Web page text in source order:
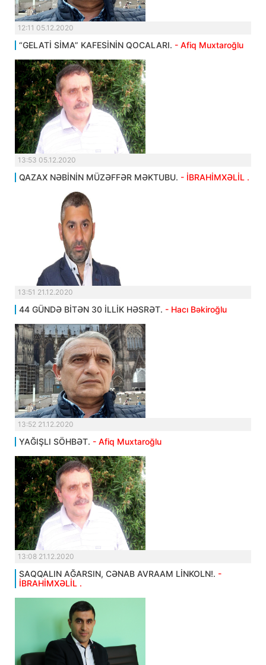
12:11 05.12.2020
“GELATİ SİMA” KAFESİNİN QOCALARI. - Afiq Muxtaroğlu
13:53 05.12.2020
QAZAX NƏBİNİN MÜZƏFFƏR MƏKTUBU. - İBRAHİMXƏLİL .
13:51 21.12.2020
44 GÜNDƏ BİTƏN 30 İLLİK HƏSRƏT. - Hacı Bəkiroğlu
13:52 21.12.2020
YAĞIŞLI SÖHBƏT. - Afiq Muxtaroğlu
13:08 21.12.2020
SAQQALIN AĞARSIN, CƏNAB AVRAAM LİNKOLN!. -
İBRAHİMXƏLİL .